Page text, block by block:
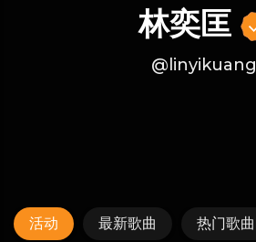
林奕匡
@linyikuang
活动 最新歌曲 热门歌曲